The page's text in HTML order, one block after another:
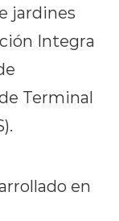
jardines
Integra
Terminal
en